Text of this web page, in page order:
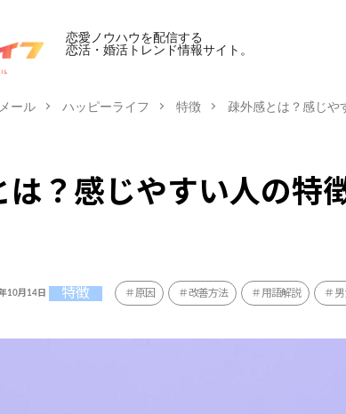
恋愛ノウハウを配信する
恋活・婚活トレンド情報サイト。
ール ハッピーライフ 特徴 疎外感とは？感じや
は？感じやすい人の特
10月14日 特徴 原因 改善方法 用語解説